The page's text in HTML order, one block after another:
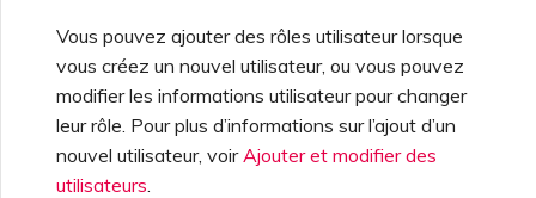
Vous pouvez ajouter des rôles utilisateur lorsque
vous créez un nouvel utilisateur, ou vous pouvez
modifier les informations utilisateur pour changer
leur rôle. Pour plus d’informations sur l’ajout d’un
nouvel utilisateur, voir Ajouter et modifier des
utilisateurs